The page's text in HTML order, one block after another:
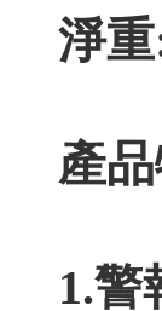
淨
產品
1.警